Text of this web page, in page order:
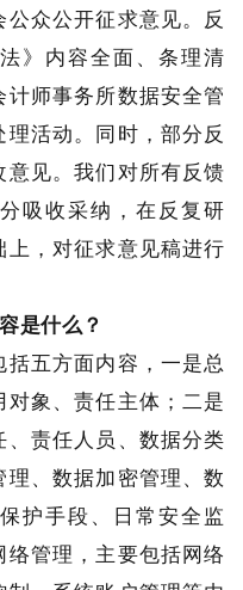
众公开征求意见。反
》内容全面、条理清
师事务所数据安全管
活动。同时，部分反
见。我们对所有反馈
吸收采纳，在反复研
，对征求意见稿进行
是什么？
括五方面内容，一是总
象、责任主体；二是
责任人员、数据分类
、数据加密管理、数
护手段、日常安全监
管理，主要包括网络